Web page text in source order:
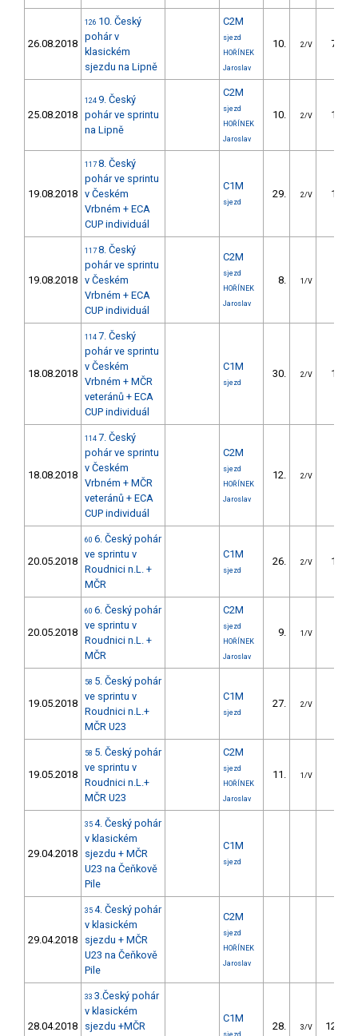
26.08.2018
126 10. Český
pohár v
klasickém
sjezdu na Lipně
C2M
sjezd
HOŘÍNEK
Jaroslav
10. 2/V 73.24
25.08.2018
124 9. Český
pohár ve sprintu
na Lipně
C2M
sjezd
HOŘÍNEK
Jaroslav
10. 2/V 10.91
19.08.2018
117 8. Český
pohár ve sprintu
v Českém
Vrbném + ECA
CUP individuál
C1M
sjezd
29. 2/V 13.43
19.08.2018
117 8. Český
pohár ve sprintu
v Českém
Vrbném + ECA
CUP individuál
C2M
sjezd
HOŘÍNEK
Jaroslav
8. 1/V
18.08.2018
114 7. Český
pohár ve sprintu
v Českém
Vrbném + MČR
veteránů + ECA
CUP individuál
C1M
sjezd
30. 2/V 14.14
18.08.2018
114 7. Český
pohár ve sprintu
v Českém
Vrbném + MČR
veteránů + ECA
CUP individuál
C2M
sjezd
HOŘÍNEK
Jaroslav
12. 2/V
20.05.2018
60 6. Český pohár
ve sprintu v
Roudnici n.L. +
MČR
C1M
sjezd
26. 2/V 13.36
20.05.2018
60 6. Český pohár
ve sprintu v
Roudnici n.L. +
MČR
C2M
sjezd
HOŘÍNEK
Jaroslav
9. 1/V
19.05.2018
58 5. Český pohár
ve sprintu v
Roudnici n.L.+
MČR U23
C1M
sjezd
27. 2/V
19.05.2018
58 5. Český pohár
ve sprintu v
Roudnici n.L.+
MČR U23
C2M
sjezd
HOŘÍNEK
Jaroslav
11. 1/V
29.04.2018
35 4. Český pohár
v klasickém
sjezdu + MČR
U23 na Čeňkově
Pile
C1M
sjezd
29.04.2018
35 4. Český pohár
v klasickém
sjezdu + MČR
U23 na Čeňkově
Pile
C2M
sjezd
HOŘÍNEK
Jaroslav
28.04.2018
33 3.Český pohár
v klasickém
sjezdu +MČR
C1M
28. 3/V 125.92